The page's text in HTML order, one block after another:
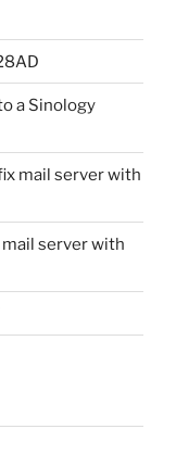
a Sinology
mail server with
server with